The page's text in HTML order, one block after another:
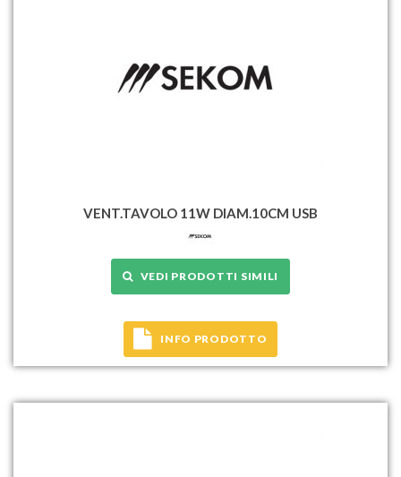
VENT.TAVOLO 11W DIAM.10CM USB
VEDI PRODOTTI SIMILI
INFO PRODOTTO